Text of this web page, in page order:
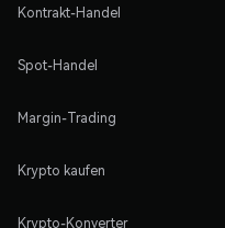
Kontrakt-Handel
Spot-Handel
Margin-Trading
Krypto kaufen
Krypto-Konverter